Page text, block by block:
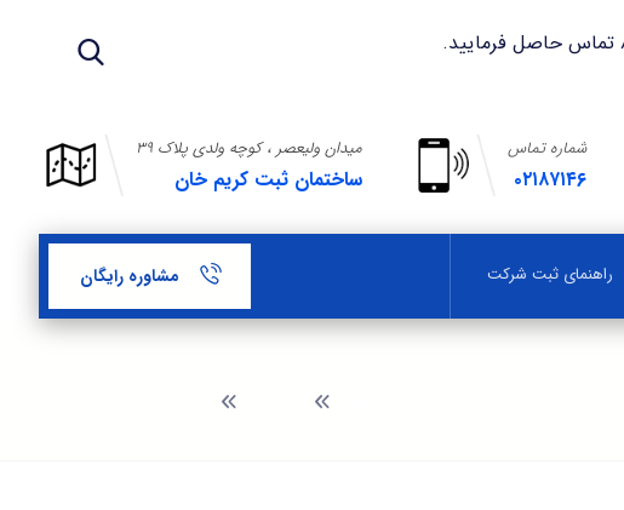
میدان ولیعصر ، کوچه ولدی پلاک ۳۹
ساختمان ثبت کریم خان
شماره تماس
۰۲۱۸۷۱۴۶
راهنمای ثبت شرکت مشاوره رایگان